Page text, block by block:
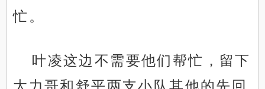
忙。
叶凌这边不需要他们帮忙，留下
大力哥和舒平两支小队其他的先回